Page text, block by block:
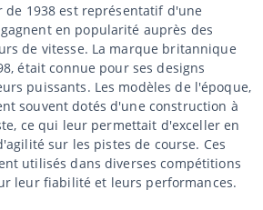
de 1938 est représentatif d'une
en popularité auprès des
de vitesse. La marque britannique
était connue pour ses designs
puissants. Les modèles de l'époque,
souvent dotés d'une construction à
ce qui leur permettait d'exceller en
sur les pistes de course. Ces
utilisés dans diverses compétitions
leur fiabilité et leurs performances.